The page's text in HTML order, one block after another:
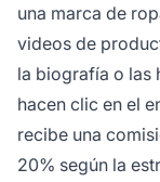
una marca de
videos de
la biografía o las
hacen clic en el
recibe una
20% según la